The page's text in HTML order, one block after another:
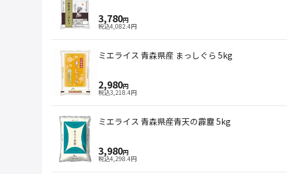
3,780円
税込4,082.4円
ミエライス 青森県産 まっしぐら 5kg
2,980円
税込3,218.4円
ミエライス 青森県産青天の霹靂 5kg
3,980円
税込4,298.4円